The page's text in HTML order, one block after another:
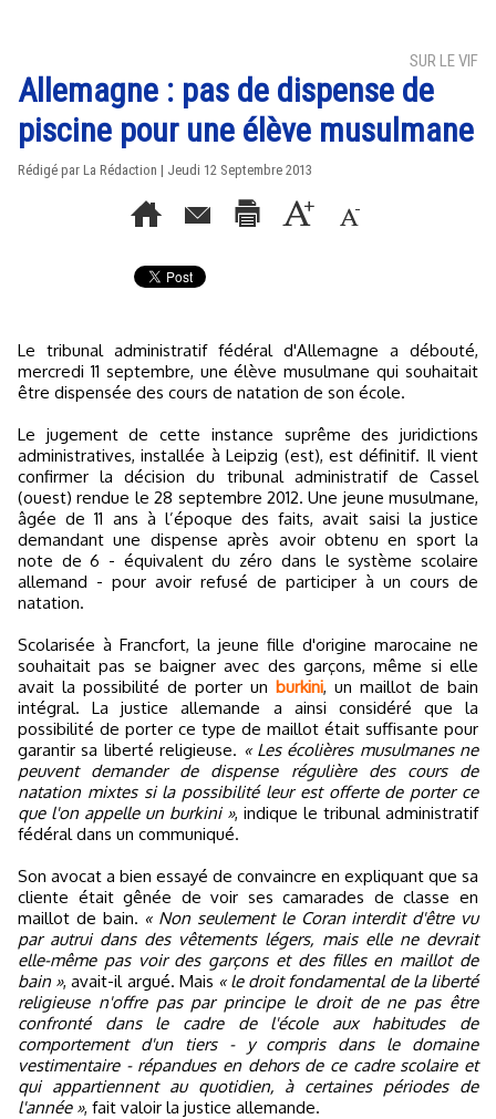
SUR LE VIF
Allemagne : pas de dispense de
piscine pour une élève musulmane
Rédigé par La Rédaction | Jeudi 12 Septembre 2013
Le tribunal administratif fédéral d'Allemagne a débouté,
mercredi 11 septembre, une élève musulmane qui souhaitait
être dispensée des cours de natation de son école.
Le jugement de cette instance suprême des juridictions
administratives, installée à Leipzig (est), est définitif. Il vient
confirmer la décision du tribunal administratif de Cassel
(ouest) rendue le 28 septembre 2012. Une jeune musulmane,
âgée de 11 ans à l’époque des faits, avait saisi la justice
demandant une dispense après avoir obtenu en sport la
note de 6 - équivalent du zéro dans le système scolaire
allemand - pour avoir refusé de participer à un cours de
natation.
Scolarisée à Francfort, la jeune fille d'origine marocaine ne
souhaitait pas se baigner avec des garçons, même si elle
avait la possibilité de porter un burkini, un maillot de bain
intégral. La justice allemande a ainsi considéré que la
possibilité de porter ce type de maillot était suffisante pour
garantir sa liberté religieuse. « Les écolières musulmanes ne
peuvent demander de dispense régulière des cours de
natation mixtes si la possibilité leur est offerte de porter ce
que l'on appelle un burkini », indique le tribunal administratif
fédéral dans un communiqué.
Son avocat a bien essayé de convaincre en expliquant que sa
cliente était gênée de voir ses camarades de classe en
maillot de bain. « Non seulement le Coran interdit d'être vu
par autrui dans des vêtements légers, mais elle ne devrait
elle-même pas voir des garçons et des filles en maillot de
bain », avait-il argué. Mais « le droit fondamental de la liberté
religieuse n'offre pas par principe le droit de ne pas être
confronté dans le cadre de l'école aux habitudes de
comportement d'un tiers - y compris dans le domaine
vestimentaire - répandues en dehors de ce cadre scolaire et
qui appartiennent au quotidien, à certaines périodes de
l'année », fait valoir la justice allemande.